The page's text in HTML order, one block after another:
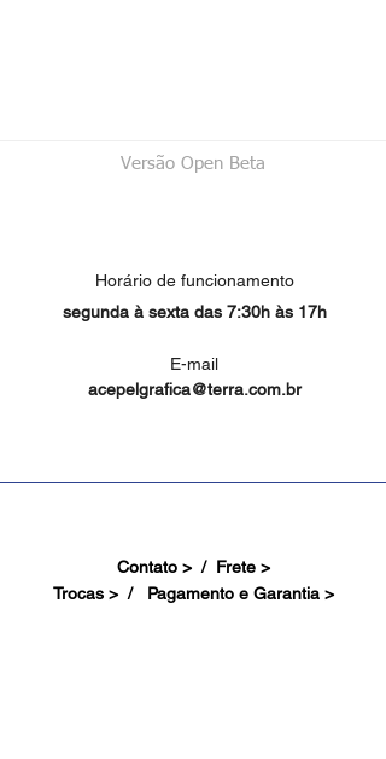
Versão Open Beta
Horário de funcionamento
segunda à sexta das 7:30h às 17h
E-mail
acepelgrafica@terra.com.br
Contato > / Frete >
Trocas > / Pagamento e Garantia >